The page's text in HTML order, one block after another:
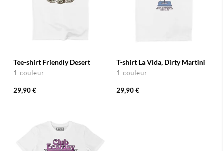
Tee-shirt Friendly Desert
1 couleur
29,90 €
T-shirt La Vida, Dirty Martini
1 couleur
29,90 €